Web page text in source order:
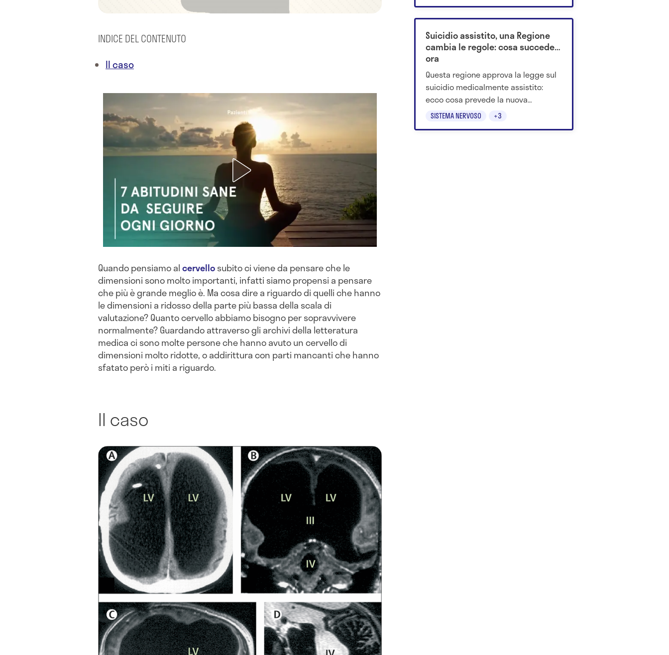
INDICE DEL CONTENUTO
Il caso
Quando pensiamo alcervellosubito ci viene da pensare che le
dimensioni sono molto importanti, infatti siamo propensi a pensare
che più è grande meglio è. Ma cosa dire a riguardo di quelli che hanno
le dimensioni a ridosso della parte più bassa della scala di
valutazione? Quanto cervello abbiamo bisogno per sopravvivere
normalmente? Guardando attraverso gli archivi della letteratura
medica ci sono molte persone che hanno avuto un cervello di
dimensioni molto ridotte, o addirittura con parti mancanti che hanno
sfatato però i miti a riguardo.
Il caso
SISTEMA NERVOSO +3
Suicidio assistito, una Regione
cambia le regole: cosa succede
ora
Questa regione approva la legge sul
suicidio medicalmente assistito:
ecco cosa prevede la nuova
disciplina regionale sul fine vita.